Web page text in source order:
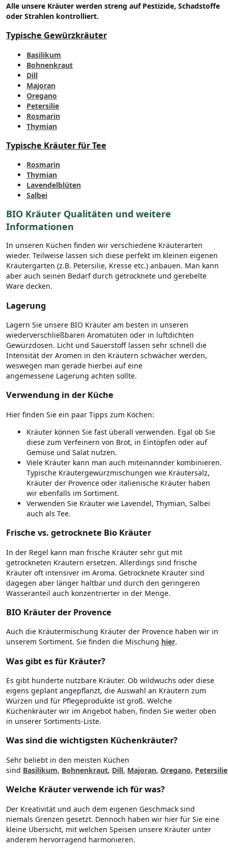
Alle unsere Kräuter werden streng auf Pestizide, Schadstoffe
oder Strahlen kontrolliert.
Typische Gewürzkräuter
Basilikum
Bohnenkraut
Dill
Majoran
Oregano
Petersilie
Rosmarin
Thymian
Typische Kräuter für Tee
Rosmarin
Thymian
Lavendelblüten
Salbei
BIO Kräuter Qualitäten und weitere
Informationen
In unseren Küchen finden wir verschiedene Kräuterarten
wieder. Teilweise lassen sich diese perfekt im kleinen eigenen
Kräutergarten (z.B. Petersilie, Kresse etc.) anbauen. Man kann
aber auch seinen Bedarf durch getrocknete und gerebelte
Ware decken.
Lagerung
Lagern Sie unsere BIO Kräuter am besten in unseren
wiederverschließbaren Aromatüten oder in luftdichten
Gewürzdosen. Licht und Sauerstoff lassen sehr schnell die
Intensität der Aromen in den Kräutern schwächer werden,
weswegen man gerade hierbei auf eine
angemessene Lagerung achten sollte.
Verwendung in der Küche
Hier finden Sie ein paar Tipps zum Kochen:
Kräuter können Sie fast überall verwenden. Egal ob Sie
diese zum Verfeinern von Brot, in Eintöpfen oder auf
Gemüse und Salat nutzen.
Viele Kräuter kann man auch miteinannder kombinieren.
Typische Kräutergewürzmischungen wie Kräutersalz,
Kräuter der Provence oder italienische Kräuter haben
wir ebenfalls im Sortiment.
Verwenden Sie Kräuter wie Lavendel, Thymian, Salbei
auch als Tee.
Frische vs. getrocknete Bio Kräuter
In der Regel kann man frische Kräuter sehr gut mit
getrockneten Kräutern ersetzen. Allerdings sind frische
Kräuter oft intensiver im Aroma. Getrocknete Kräuter sind
dagegen aber länger haltbar und durch den geringeren
Wasseranteil auch konzentrierter in der Menge.
BIO Kräuter der Provence
Auch die Kräutermischung Kräuter der Provence haben wir in
unserem Sortiment. Sie finden die Mischung hier.
Was gibt es für Kräuter?
Es gibt hunderte nutzbare Kräuter. Ob wildwuchs oder diese
eigens geplant angepflanzt, die Auswahl an Kräutern zum
Würzen und für Pflegeprodukte ist groß. Welche
Küchenkräuter wir im Angebot haben, finden Sie weiter oben
in unserer Sortiments-Liste.
Was sind die wichtigsten Küchenkräuter?
Sehr beliebt in den meisten Küchen
sind Basilikum, Bohnenkraut, Dill, Majoran, Oregano, Petersilie
Welche Kräuter verwende ich für was?
Der Kreativität und auch dem eigenen Geschmack sind
niemals Grenzen gesetzt. Dennoch haben wir hier für Sie eine
kleine Übersicht, mit welchen Speisen unsere Kräuter unter
anderem hervorragend harmonieren.